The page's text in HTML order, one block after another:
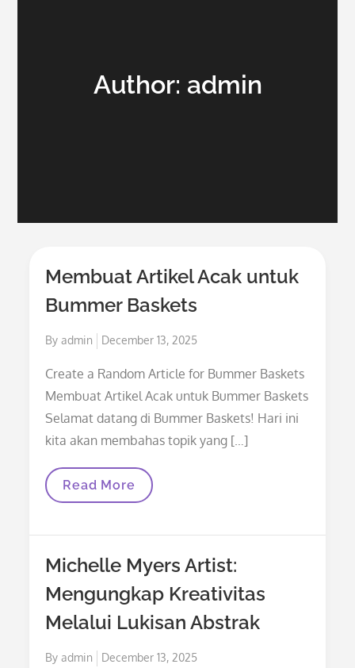
Author: admin
Membuat Artikel Acak untuk
Bummer Baskets
Byadmin
Posted
December 13, 2025
Create a Random Article for Bummer Baskets
Membuat Artikel Acak untuk Bummer Baskets
Selamat datang di Bummer Baskets! Hari ini
kita akan membahas topik yang […]
Membuat
Artikel
Bummer
Read More
Michelle Myers Artist:
Mengungkap Kreativitas
Melalui Lukisan Abstrak
Byadmin
Posted
December 13, 2025